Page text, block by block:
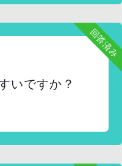
回答済み
いですか？